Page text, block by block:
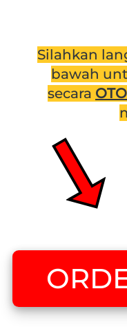
Silahkan
bawah
secara
`